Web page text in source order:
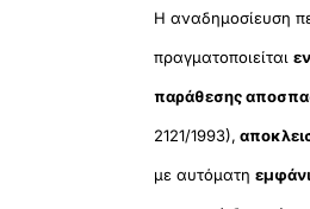
Η αναδημοσίευση
πραγματοποιείται
παράθεσης
2121/1993),
με αυτόματη